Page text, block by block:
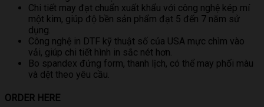
Chi tiết may đạt chuẩn xuất khẩu với công nghệ kép mí
một kim, giúp độ bền sản phẩm đạt 5 đến 7 năm sử
dụng.
Công nghệ in DTF kỹ thuật số của USA mực chìm vào
vải, giúp chi tiết hình in sắc nét hơn.
Bo spandex đứng form, thanh lịch, có thể may phối màu
và dệt theo yêu cầu.
ORDER HERE